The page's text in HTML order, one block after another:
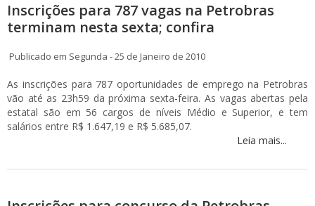
Inscrições para 787 vagas na Petrobras
terminam nesta sexta; confira
Publicado em Segunda - 25 de Janeiro de 2010
As inscrições para 787 oportunidades de emprego na Petrobras
vão até as 23h59 da próxima sexta-feira. As vagas abertas pela
estatal são em 56 cargos de níveis Médio e Superior, e tem
salários entre R$ 1.647,19 e R$ 5.685,07.
Leia mais...